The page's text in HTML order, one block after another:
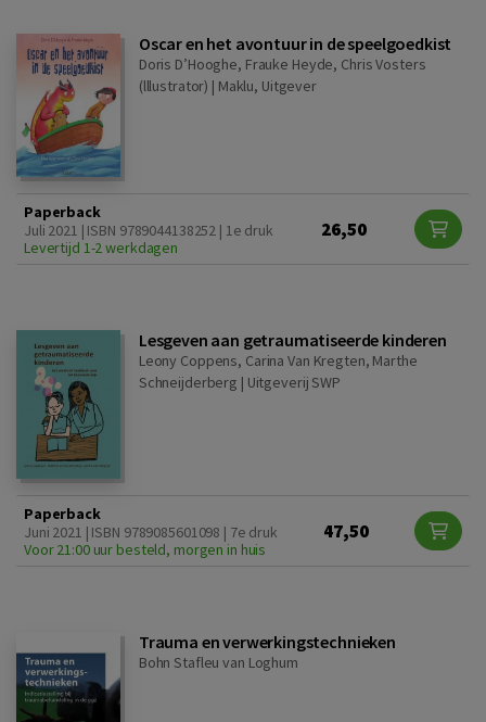
Oscar en het avontuur in de speelgoedkist
Doris D’Hooghe, Frauke Heyde, Chris Vosters
(lllustrator) | Maklu, Uitgever
Paperback
Juli 2021 | ISBN 9789044138252 | 1e druk
Levertijd 1-2 werkdagen
26,50
Lesgeven aan getraumatiseerde kinderen
Leony Coppens, Carina Van Kregten, Marthe
Schneijderberg | Uitgeverij SWP
Paperback
Juni 2021 | ISBN 9789085601098 | 7e druk
Voor 21:00 uur besteld, morgen in huis
47,50
Trauma en verwerkingstechnieken
Bohn Stafleu van Loghum